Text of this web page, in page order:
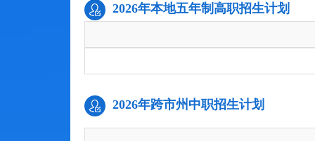
2026年本地五年制高职招生计划
2026年跨市州中职招生计划